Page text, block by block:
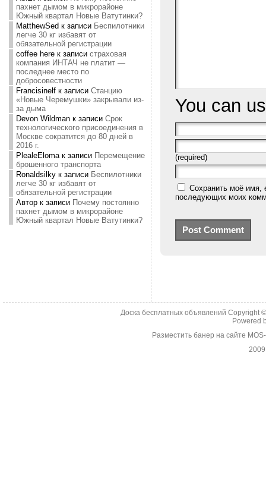
пахнет дымом в микрорайоне
Южный квартал Новые Ватутинки?
MatthewSed к записи Беспилотники
легче 30 кг избавят от
обязательной регистрации
coffee hereк записи страховая
компания ИНТАЧ не платит —
последнее место по
добросовестности
Francisinelfк записи Станцию
«Новые Черемушки» закрывали из-
за дыма
Devon Wildmanк записи Срок
технологического присоединения в
Москве сократится до 80 дней в
2016 г.
PlealeElomaк записи Перемещение
брошенного транспорта
Ronaldsilkyк записи Беспилотники
легче 30 кг избавят от
обязательной регистрации
Авторк записи Почему постоянно
пахнет дымом в микрорайоне
Южный квартал Новые Ватутинки?
You can
(required)
Сохранить моё имя,
последующих моих
Доска бесплатных объявлений Copyright
Powered
Разместить банер на сайте